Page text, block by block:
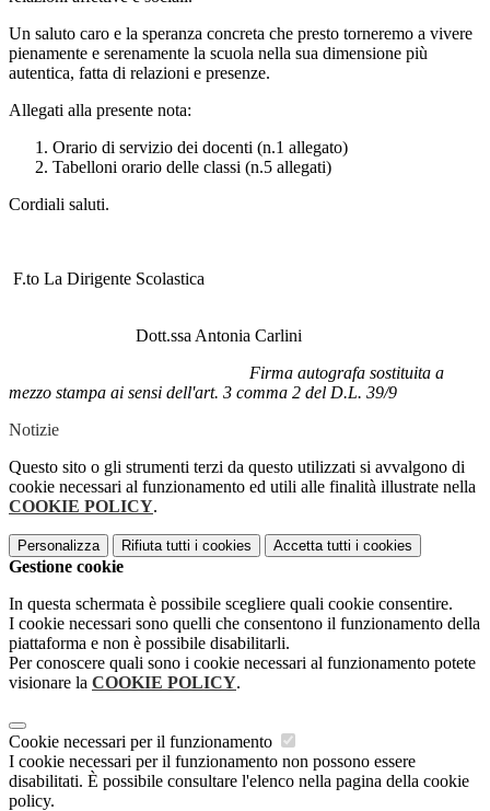
Un saluto caro e la speranza concreta che presto torneremo a vivere
pienamente e serenamente la scuola nella sua dimensione più
autentica, fatta di relazioni e presenze.
Allegati alla presente nota:
Orario di servizio dei docenti (n.1 allegato)
Tabelloni orario delle classi (n.5 allegati)
Cordiali saluti.
F.to La Dirigente Scolastica
Dott.ssa Antonia Carlini
Firma autografa sostituita a
mezzo stampa ai sensi dell'art. 3 comma 2 del D.L. 39/9
Notizie
Questo sito o gli strumenti terzi da questo utilizzati si avvalgono di
cookie necessari al funzionamento ed utili alle finalità illustrate nella
COOKIE POLICY.
Personalizza Rifiuta tutti i cookies Accetta tutti i cookies
Gestione cookie
In questa schermata è possibile scegliere quali cookie consentire.
I cookie necessari sono quelli che consentono il funzionamento della
piattaforma e non è possibile disabilitarli.
Per conoscere quali sono i cookie necessari al funzionamento potete
visionare la COOKIE POLICY.
Cookie necessari per il funzionamento
I cookie necessari per il funzionamento non possono essere
disabilitati. È possibile consultare l'elenco nella pagina della cookie
policy.